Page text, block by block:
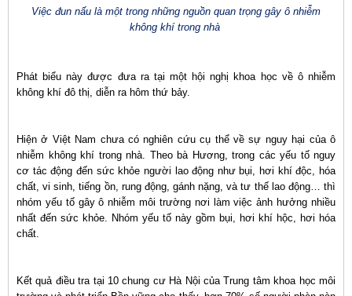
Việc đun nấu là một trong những nguồn quan trọng gây ô nhiễm
không khí trong nhà
Phát biểu này được đưa ra tại một hội nghị khoa học về ô nhiễm
không khí đô thị, diễn ra hôm thứ bảy.
Hiện ở Việt Nam chưa có nghiên cứu cụ thể về sự nguy hại của ô
nhiễm không khí trong nhà. Theo bà Hương, trong các yếu tố nguy
cơ tác động đến sức khỏe người lao động như bụi, hơi khí độc, hóa
chất, vi sinh, tiếng ồn, rung động, gánh nặng, và tư thế lao động… thì
nhóm yếu tố gây ô nhiễm môi trường nơi làm việc ảnh hưởng nhiều
nhất đến sức khỏe. Nhóm yếu tố này gồm bụi, hơi khí hộc, hơi hóa
chất.
Kết quả điều tra tại 10 chung cư Hà Nội của Trung tâm khoa học môi